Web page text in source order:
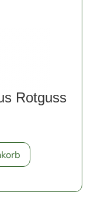
Rotguss